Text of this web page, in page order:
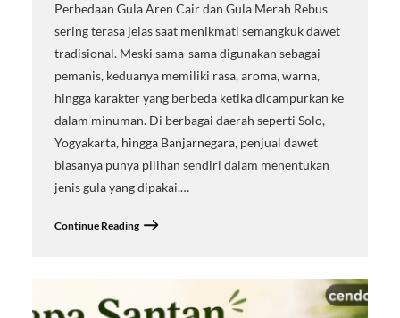
Perbedaan Gula Aren Cair dan Gula Merah Rebus
sering terasa jelas saat menikmati semangkuk dawet
tradisional. Meski sama-sama digunakan sebagai
pemanis, keduanya memiliki rasa, aroma, warna,
hingga karakter yang berbeda ketika dicampurkan ke
dalam minuman. Di berbagai daerah seperti Solo,
Yogyakarta, hingga Banjarnegara, penjual dawet
biasanya punya pilihan sendiri dalam menentukan
jenis gula yang dipakai.…
Continue Reading